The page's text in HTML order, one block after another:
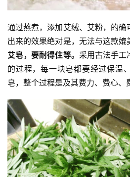
提
专
题
益
慈
善
佛
教
通过熬煮，添加艾绒、艾粉，的确
出来的效果绝对是，无法与这款媲
艾皂，要耐得住等。 采用古法手工
的过程，每一块皂都要经过保温
皂，整个过程是及其费力、费心、